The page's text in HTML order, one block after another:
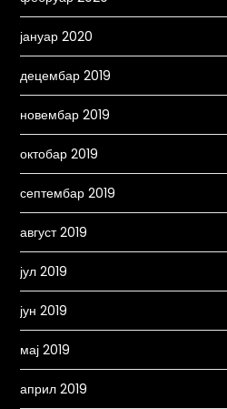
јануар 2020
децембар 2019
новембар 2019
октобар 2019
септембар 2019
август 2019
јул 2019
јун 2019
мај 2019
април 2019